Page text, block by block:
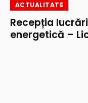
ACTUALITATE
Recepția
energetică –